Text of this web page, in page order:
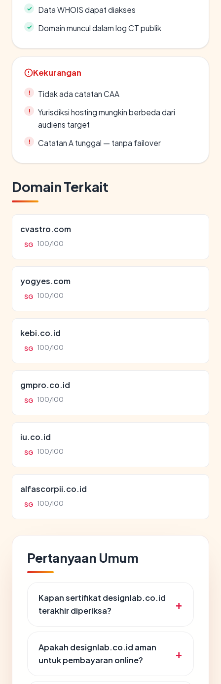
Data WHOIS dapat diakses
Domain muncul dalam log CT publik
Kekurangan
Tidak ada catatan CAA
Yurisdiksi hosting mungkin berbeda dari
audiens target
Catatan A tunggal — tanpa failover
Domain Terkait
cvastro.com
SG 100/100
yogyes.com
SG 100/100
kebi.co.id
SG 100/100
gmpro.co.id
SG 100/100
iu.co.id
SG 100/100
alfascorpii.co.id
SG 100/100
Pertanyaan Umum
Kapan sertifikat designlab.co.id
terakhir diperiksa?
Apakah designlab.co.id aman
untuk pembayaran online?